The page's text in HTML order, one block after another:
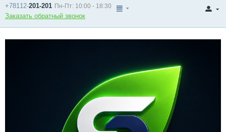
+78112-201-201 Пн-Пт: 10:00 - 18:30
Заказать обратный звонок